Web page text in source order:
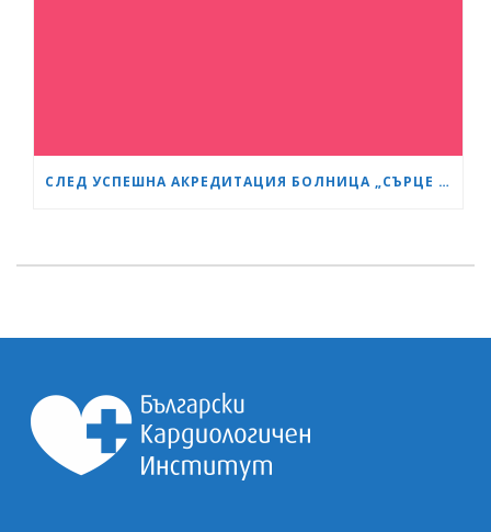
СЛЕД УСПЕШНА АКРЕДИТАЦИЯ БОЛНИЦА „СЪРЦЕ И МОЗЪК“ СТАНА GESEA DIPLOMA CENTER